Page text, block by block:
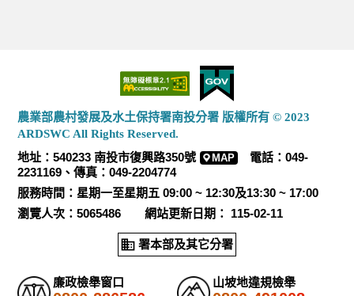
農業部農村發展及水土保持署南投分署 版權所有 © 2023
ARDSWC All Rights Reserved.
地址：540233 南投市復興路350號 MAP
電話：049-
2231169、傳真：049-2204774
服務時間：星期一至星期五 09:00 ~ 12:30及13:30 ~ 17:00
瀏覽人次：5065486 網站更新日期： 115-02-11
署本部及其它分署
廉政檢舉窗口 山坡地違規檢舉